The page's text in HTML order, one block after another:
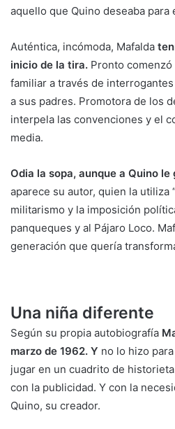
aquello que Quino deseaba para
Auténtica, incómoda, Mafalda
inicio de la tira. Pronto
familiar a través de
a sus padres. Promotora de los
interpela las convenciones y el
media.
Odia la sopa, aunque a Quino le
aparece su autor, quien la utiliza
militarismo y la imposición
panqueques y al Pájaro Loco.
generación que quería
Una niña diferente
Según su propia autobiografía
marzo de 1962. Y no lo hizo
jugar en un cuadrito de
con la publicidad. Y con la
Quino, su creador.